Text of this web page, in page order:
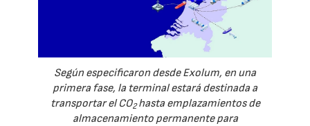
Según especificaron desde Exolum, en una
primera fase, la terminal estará destinada a
transportar el CO2hasta emplazamientos de
almacenamiento permanente para